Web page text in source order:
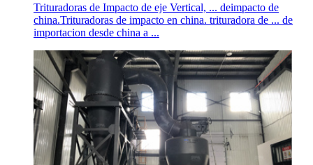
Trituradoras de Impacto de eje Vertical, ... deimpacto de
china.Trituradoras de impacto en china. trituradora de ... de
importacion desde china a ...